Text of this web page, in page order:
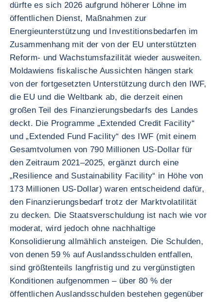
dürfte es sich 2026 aufgrund höherer Löhne im
öffentlichen Dienst, Maßnahmen zur
Energieunterstützung und Investitionsbedarfen im
Zusammenhang mit der von der EU unterstützten
Reform- und Wachstumsfazilität wieder ausweiten.
Moldawiens fiskalische Aussichten hängen stark
von der fortgesetzten Unterstützung durch den IWF,
die EU und die Weltbank ab, die derzeit einen
großen Teil des Finanzierungsbedarfs des Landes
deckt. Die Programme „Extended Credit Facility“
und „Extended Fund Facility“ des IWF (mit einem
Gesamtvolumen von 790 Millionen US-Dollar für
den Zeitraum 2021–2025, ergänzt durch eine
„Resilience and Sustainability Facility“ in Höhe von
173 Millionen US-Dollar) waren entscheidend dafür,
den Finanzierungsbedarf trotz der Marktvolatilität
zu decken. Die Staatsverschuldung ist nach wie vor
moderat, wird jedoch ohne nachhaltige
Konsolidierung allmählich ansteigen. Die Schulden,
von denen 59 % auf Auslandsschulden entfallen,
sind größtenteils langfristig und zu vergünstigten
Konditionen aufgenommen – über 80 % der
öffentlichen Auslandsschulden bestehen gegenüber